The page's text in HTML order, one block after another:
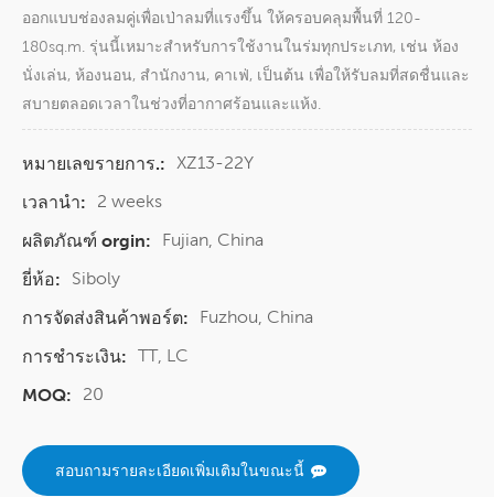
ออกแบบช่องลมคู่เพื่อเป่าลมที่แรงขึ้น ให้ครอบคลุมพื้นที่ 120-
180sq.m. รุ่นนี้เหมาะสำหรับการใช้งานในร่มทุกประเภท, เช่น ห้อง
นั่งเล่น, ห้องนอน, สำนักงาน, คาเฟ่, เป็นต้น เพื่อให้รับลมที่สดชื่นและ
สบายตลอดเวลาในช่วงที่อากาศร้อนและแห้ง.
หมายเลขรายการ.: XZ13-22Y
เวลานำ:
2 weeks
ผลิตภัณฑ์ orgin:
Fujian, China
ยี่ห้อ:
Siboly
การจัดส่งสินค้าพอร์ต:
Fuzhou, China
การชำระเงิน: TT, LC
MOQ:
20
สอบถามรายละเอียดเพิ่มเติมในขณะนี้